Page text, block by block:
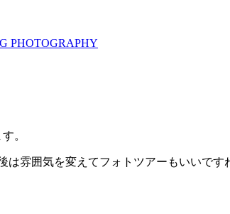
PHOTOGRAPHY
。
雰囲気を変えてフォトツアーもいいです